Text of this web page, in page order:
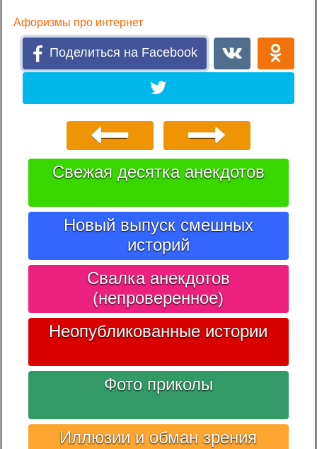
Афоризмы про интернет
Поделиться на Facebook
Свежая десятка анекдотов
Новый выпуск смешных
историй
Свалка анекдотов
(непроверенное)
Неопубликованные истории
Фото приколы
Иллюзии и обман зрения